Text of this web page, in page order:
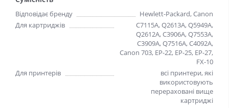
Відповідає бренду
Hewlett-Packard, Canon
Для картриджів
C7115A, Q2613A, Q5949A,
Q2612A, C3906A, Q7553A,
C3909A, Q7516A, C4092A,
Canon 703, EP-22, EP-25, EP-27,
FX-10
Для принтерів
всі принтери, які
використовують
перераховані вище
картриджі